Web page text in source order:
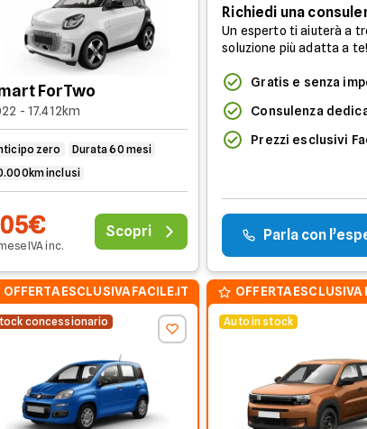
ForTwo
- 17.412km
zero
Durata 60 mesi
inclusi
IVAinc.
Scopri
Richiedi una
Un esperto ti aiuterà a
soluzione più adatta a te!
Gratis e senza
Consulenza
Prezzi esclusivi
Parla con
OFFERTA ESCLUSIVA FACILE.IT
concessionario
OFFERTA ESCLUSIVA
Auto in stock